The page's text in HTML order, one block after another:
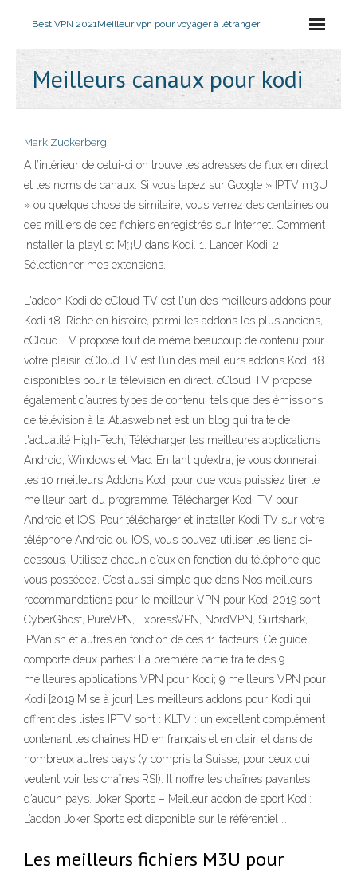
Best VPN 2021Meilleur vpn pour voyager à létranger
Meilleurs canaux pour kodi
Mark Zuckerberg
A l’intérieur de celui-ci on trouve les adresses de flux en direct
et les noms de canaux. Si vous tapez sur Google » IPTV m3U
» ou quelque chose de similaire, vous verrez des centaines ou
des milliers de ces fichiers enregistrés sur Internet. Comment
installer la playlist M3U dans Kodi. 1. Lancer Kodi. 2.
Sélectionner mes extensions.
L'addon Kodi de cCloud TV est l'un des meilleurs addons pour
Kodi 18. Riche en histoire, parmi les addons les plus anciens,
cCloud TV propose tout de même beaucoup de contenu pour
votre plaisir. cCloud TV est l’un des meilleurs addons Kodi 18
disponibles pour la télévision en direct. cCloud TV propose
également d’autres types de contenu, tels que des émissions
de télévision à la Atlasweb.net est un blog qui traite de
l'actualité High-Tech, Télécharger les meilleures applications
Android, Windows et Mac. En tant qu’extra, je vous donnerai
les 10 meilleurs Addons Kodi pour que vous puissiez tirer le
meilleur parti du programme. Télécharger Kodi TV pour
Android et IOS. Pour télécharger et installer Kodi TV sur votre
téléphone Android ou IOS, vous pouvez utiliser les liens ci-
dessous. Utilisez chacun d’eux en fonction du téléphone que
vous possédez. C’est aussi simple que dans Nos meilleurs
recommandations pour le meilleur VPN pour Kodi 2019 sont
CyberGhost, PureVPN, ExpressVPN, NordVPN, Surfshark,
IPVanish et autres en fonction de ces 11 facteurs. Ce guide
comporte deux parties: La première partie traite des 9
meilleures applications VPN pour Kodi; 9 meilleurs VPN pour
Kodi [2019 Mise à jour] Les meilleurs addons pour Kodi qui
offrent des listes IPTV sont : KLTV : un excellent complément
contenant les chaînes HD en français et en clair, et dans de
nombreux autres pays (y compris la Suisse, pour ceux qui
veulent voir les chaînes RSI). Il n’offre les chaînes payantes
d’aucun pays. Joker Sports – Meilleur addon de sport Kodi:
L’addon Joker Sports est disponible sur le référentiel …
Les meilleurs fichiers M3U pour